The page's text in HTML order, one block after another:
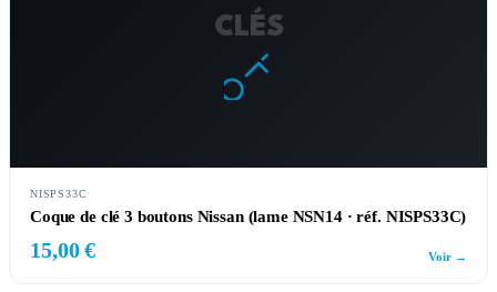
CLÉS
NISPS33C
Coque de clé 3 boutons Nissan (lame NSN14 · réf. NISPS33C)
15,00 € Voir →